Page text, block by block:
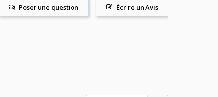
Écrire un Avis
Poser une question